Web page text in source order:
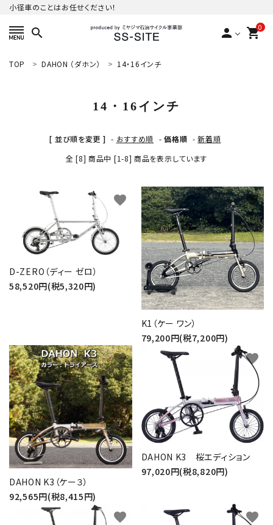
小径車のことはお任せください！
search person 0
shopping_cart
ACCOUNT MENU
person 新規会員登録
カテゴリーから探す
プライバシーポリシー
特定商取引法について
お問い合わせ
TOP DAHON （ダホン） 14・16インチ
14・16インチ
[ 並び順を変更 ] - おすすめ順 -価格順 -新着順
全 [8] 商品中 [1-8] 商品を表示しています
D-ZERO（ディー ゼロ）
58,520円(税5,320円)
favorite
K1（ケー ワン）
79,200円(税7,200円)
favorite
DAHON K3（ケー３）
92,565円(税8,415円)
favorite
DAHON K3 桜エディション
97,020円(税8,820円)
favorite
favorite favorite